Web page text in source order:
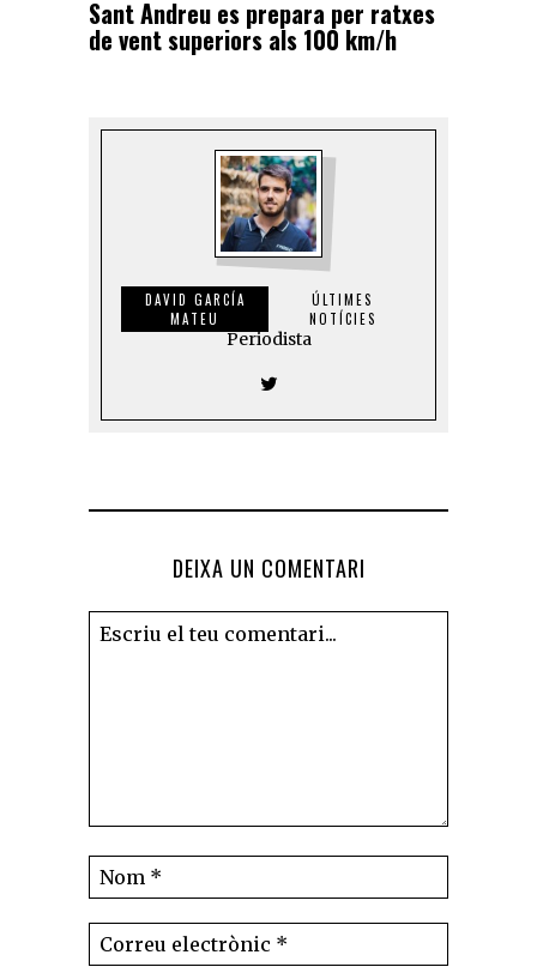
Sant Andreu es prepara per ratxes
de vent superiors als 100 km/h
DAVID GARCÍA
MATEU
ÚLTIMES
NOTÍCIES
Periodista
DEIXA UN COMENTARI